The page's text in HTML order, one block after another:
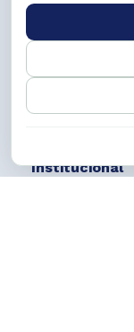
Siga
Institucional